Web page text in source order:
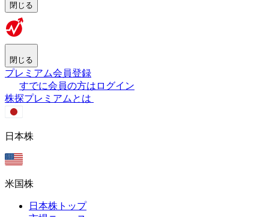
閉じる
閉じる
プレミアム会員登録
すでに会員の方はログイン
株探プレミアムとは
日本株
米国株
日本株トップ